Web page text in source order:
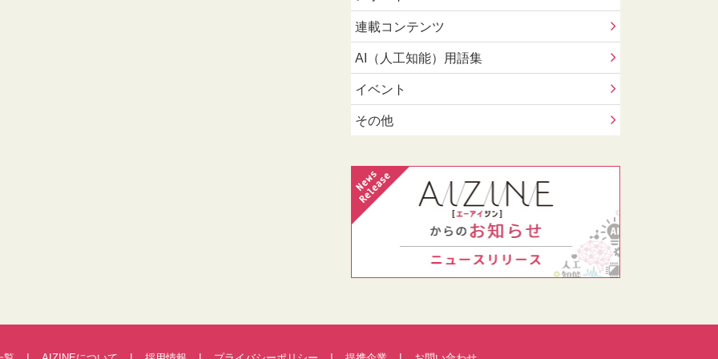
連載コンテンツ
AI（人工知能）用語集
イベント
その他